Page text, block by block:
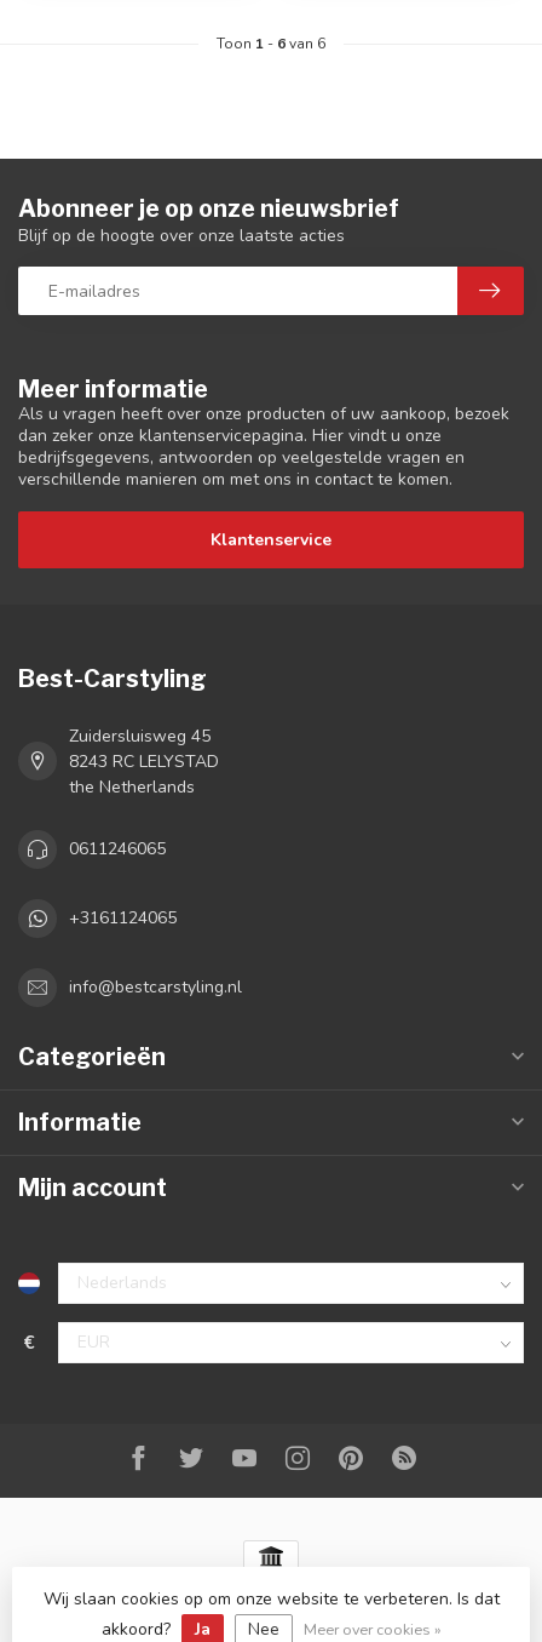
Toon 1 - 6van 6
Meer informatie
Als u vragen heeft over onze producten of uw aankoop, bezoek
dan zeker onze klantenservicepagina. Hier vindt u onze
bedrijfsgegevens, antwoorden op veelgestelde vragen en
verschillende manieren om met ons in contact te komen.
Klantenservice
Abonneer je op onze nieuwsbrief
Blijf op de hoogte over onze laatste acties
Best-Carstyling
Zuidersluisweg 45
8243 RC LELYSTAD
the Netherlands
0611246065
+3161124065
info@bestcarstyling.nl
Categorieën
Informatie
Mijn account
€
© Copyright 2026 Best-Carstyling- Powered byLightspeed-
Lightspeed design
Dyvelopment
Wij slaan cookies op om onze website te verbeteren. Is dat
akkoord?
Ja Nee Meer over cookies »